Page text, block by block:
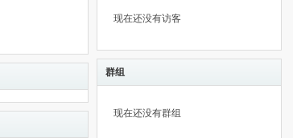
现在还没有访客
群组
现在还没有群组